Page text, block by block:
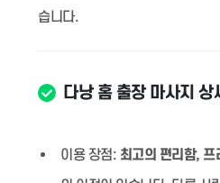
습니다.
다낭 홈 출장 마사지 상
이용 장점: 최고의 편리함,